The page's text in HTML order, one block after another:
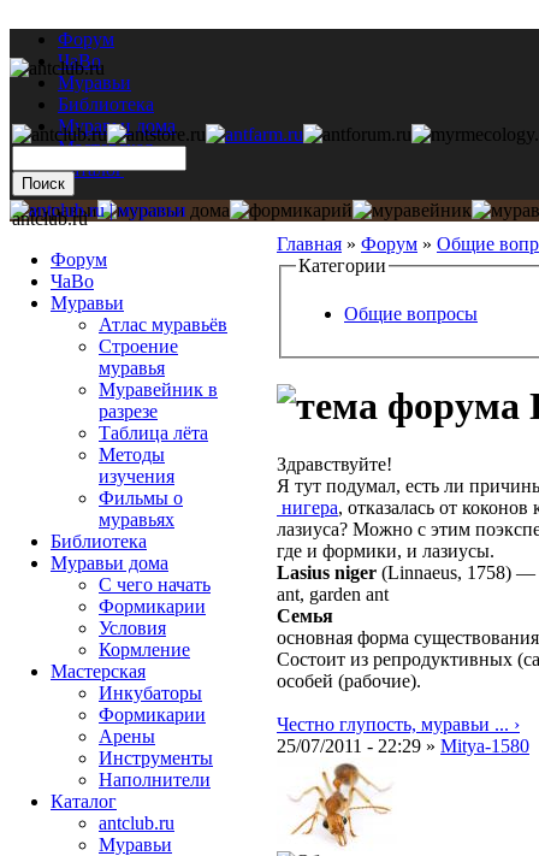
Форум
ЧаВо
Муравьи
Библиотека
Муравьи дома
Мастерская
Каталог
Главная » Форум » Общие
Категории
Общие вопросы
Здравствуйте!
Я тут подумал, есть ли
нигера, отказалась от
лазиуса? Можно с этим
где и формики, и лазиусы.
Lasius niger (Linnaeus, 1758) —
ant, garden ant
Семья
основная форма
Состоит из репродуктивных
особей (рабочие).
Честно глупость, муравьи ... ›
25/07/2011 - 22:29 » Mitya-1580
antclub.ru
Форум
ЧаВо
Муравьи
Атлас муравьёв
Строение
муравья
Муравейник в
разрезе
Таблица лёта
Методы
изучения
Фильмы о
муравьях
Библиотека
Муравьи дома
С чего начать
Формикарии
Условия
Кормление
Мастерская
Инкубаторы
Формикарии
Арены
Инструменты
Наполнители
Каталог
antclub.ru
Муравьи